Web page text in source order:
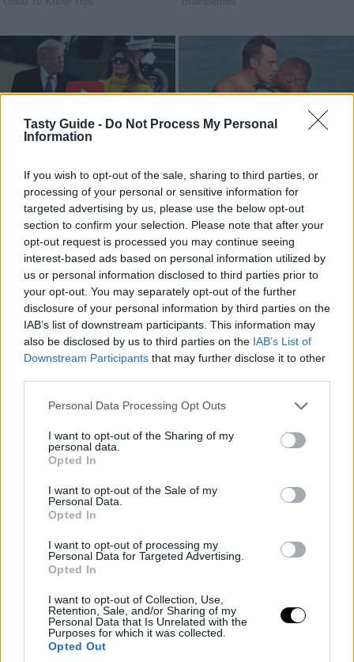
Tasty Guide - Do Not Process My Personal
Information
If you wish to opt-out of the sale, sharing to third parties, or
processing of your personal or sensitive information for
targeted advertising by us, please use the below opt-out
section to confirm your selection. Please note that after your
opt-out request is processed you may continue seeing
interest-based ads based on personal information utilized by
us or personal information disclosed to third parties prior to
your opt-out. You may separately opt-out of the further
disclosure of your personal information by third parties on the
IAB’s list of downstream participants. This information may
also be disclosed by us to third parties on the IAB’s List of
Downstream Participants that may further disclose it to other
Please note that this website/app uses one or more Google
not limited to your visit or usage behaviour. You may click to
grant or deny consent to Google and its third-party tags to
use your data for below specified purposes in below Google
consent section.
Personal Data Processing Opt Outs
I want to opt-out of the Sharing of my
personal data.
Opted In
I want to opt-out of the Sale of my
Personal Data.
Opted In
I want to opt-out of processing my
Personal Data for Targeted Advertising.
Opted In
I want to opt-out of Collection, Use,
Retention, Sale, and/or Sharing of my
Personal Data that Is Unrelated with the
Purposes for which it was collected.
Opted Out